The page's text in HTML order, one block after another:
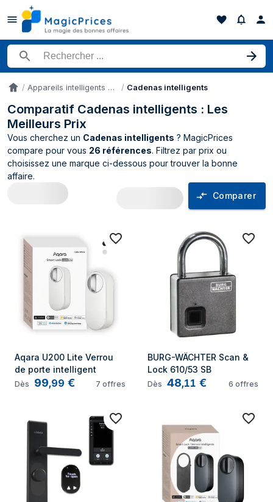
Rechercher un produit
Accueil Appareils intelligents pour la maison Cadenas intelligents
Comparatif Cadenas intelligents : Les
Meilleurs Prix
Vous cherchez un Cadenas intelligents ? MagicPrices
compare pour vous 26 références. Filtrez par prix ou
choisissez une marque ci-dessous pour trouver la bonne
affaire.
Comparer
Comparateur de prix Cadenas
Aqara U200 Lite Verrou
de porte intelligent
Dès 99,99 € 7 offres
BURG-WÄCHTER Scan &
Lock 610/53 SB
Dès 48,11 € 6 offres